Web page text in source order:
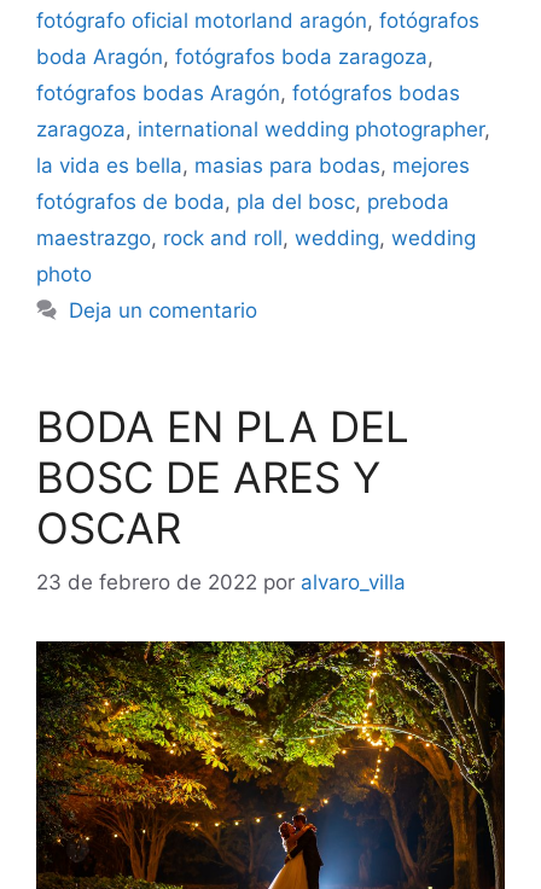
fotógrafo oficial motorland aragón, fotógrafos
boda Aragón, fotógrafos boda zaragoza,
fotógrafos bodas Aragón, fotógrafos bodas
zaragoza, international wedding photographer,
la vida es bella, masias para bodas, mejores
fotógrafos de boda, pla del bosc, preboda
maestrazgo, rock and roll, wedding, wedding
photo
Deja un comentario
BODA EN PLA DEL
BOSC DE ARES Y
OSCAR
23 de febrero de 2022 por alvaro_villa